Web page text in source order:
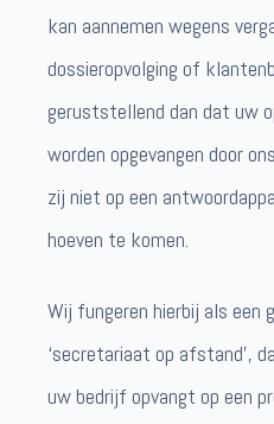
kan aannemen wegens
dossieropvolging of
geruststellend dan dat uw
worden opgevangen door
zij niet op een
hoeven te komen.
Wij fungeren hierbij als een
‘secretariaat op afstand’,
uw bedrijf opvangt op een